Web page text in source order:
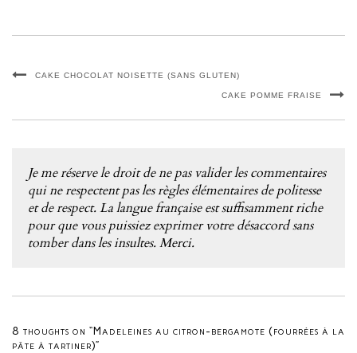
CAKE CHOCOLAT NOISETTE (SANS GLUTEN)
CAKE POMME FRAISE
Je me réserve le droit de ne pas valider les commentaires
qui ne respectent pas les règles élémentaires de politesse
et de respect. La langue française est suffisamment riche
pour que vous puissiez exprimer votre désaccord sans
tomber dans les insultes. Merci.
8 thoughts on “Madeleines au citron-bergamote (fourrées à la
pâte à tartiner)”